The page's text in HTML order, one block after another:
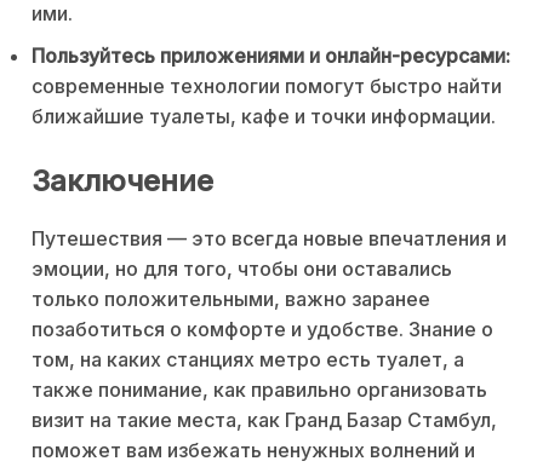
ими.
Пользуйтесь приложениями и онлайн-ресурсами:
современные технологии помогут быстро найти
ближайшие туалеты, кафе и точки информации.
Заключение
Путешествия — это всегда новые впечатления и
эмоции, но для того, чтобы они оставались
только положительными, важно заранее
позаботиться о комфорте и удобстве. Знание о
том, на каких станциях метро есть туалет, а
также понимание, как правильно организовать
визит на такие места, как Гранд Базар Стамбул,
поможет вам избежать ненужных волнений и